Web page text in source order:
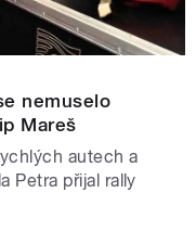
nemuselo
Mareš
autech a
Petra přijal rally